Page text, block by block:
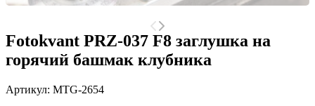
Fotokvant PRZ-037 F8 заглушка на
горячий башмак клубника
Артикул: MTG-2654